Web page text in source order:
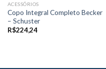
ACESSÓRIOS
Copo Integral Completo Becker
– Schuster
R$224,24